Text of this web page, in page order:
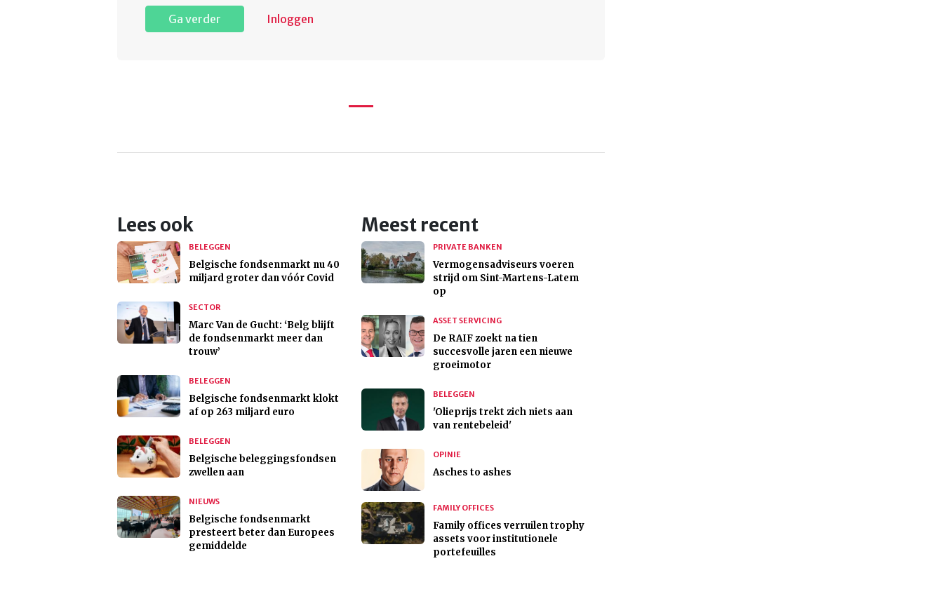
Ga verder Inloggen
Lees ook
BELEGGEN
Belgische fondsenmarkt nu 40
miljard groter dan vóór Covid
SECTOR
Marc Van de Gucht: ‘Belg blijft
de fondsenmarkt meer dan
trouw’
BELEGGEN
Belgische fondsenmarkt klokt
af op 263 miljard euro
BELEGGEN
Belgische beleggingsfondsen
zwellen aan
NIEUWS
Belgische fondsenmarkt
presteert beter dan Europees
gemiddelde
Meest recent
PRIVATE BANKEN
Vermogensadviseurs voeren
strijd om Sint-Martens-Latem
op
ASSET SERVICING
De RAIF zoekt na tien
succesvolle jaren een nieuwe
groeimotor
BELEGGEN
'Olieprijs trekt zich niets aan
van rentebeleid'
OPINIE
Asches to ashes
FAMILY OFFICES
Family offices verruilen trophy
assets voor institutionele
portefeuilles